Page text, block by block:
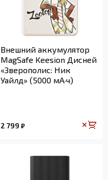
Внешний аккумулятор
MagSafe Keesion Дисней
«Зверополис: Ник
Уайлд» (5000 мА·ч)
2 799 ₽